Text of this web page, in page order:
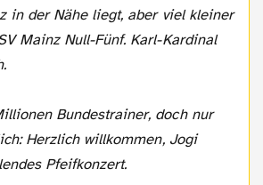
in der Nähe liegt, aber viel kleiner
Mainz Null-Fünf. Karl-Kardinal
Bundestrainer, doch nur
Herzlich willkommen, Jogi
Pfeifkonzert.